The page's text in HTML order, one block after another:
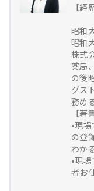
【経
昭和
昭和
株式
薬局
の後
グス
務め
【著
•現
の登
わか
•現
者お